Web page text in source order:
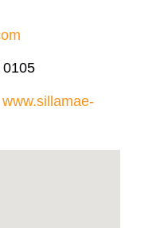
www.sillamae-